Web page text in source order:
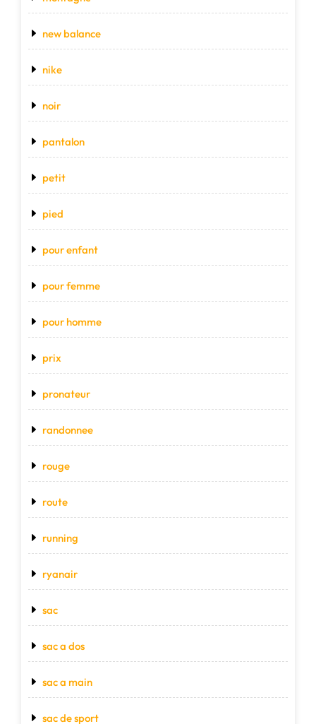
new balance
nike
noir
pantalon
petit
pied
pour enfant
pour femme
pour homme
prix
pronateur
randonnee
rouge
route
running
ryanair
sac
sac a dos
sac a main
sac de sport